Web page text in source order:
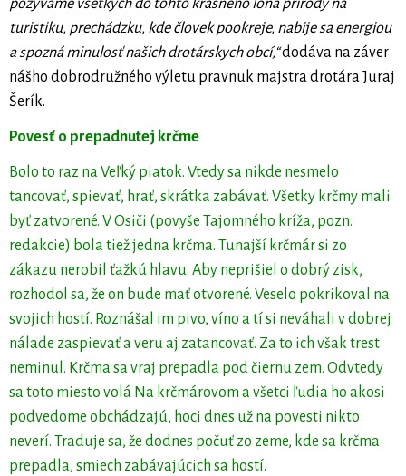
pozývame všetkých do tohto krásneho lona prírody na
turistiku, prechádzku, kde človek pookreje, nabije sa energiou
a spozná minulosť našich drotárskych obcí,“dodáva na záver
nášho dobrodružného výletu pravnuk majstra drotára Juraj
Šerík.
Povesť o prepadnutej krčme
Bolo to raz na Veľký piatok. Vtedy sa nikde nesmelo
tancovať, spievať, hrať, skrátka zabávať. Všetky krčmy mali
byť zatvorené. V Osiči (povyše Tajomného kríža, pozn.
redakcie) bola tiež jedna krčma. Tunajší krčmár si zo
zákazu nerobil ťažkú hlavu. Aby neprišiel o dobrý zisk,
rozhodol sa, že on bude mať otvorené. Veselo pokrikoval na
svojich hostí. Roznášal im pivo, víno a tí si neváhali v dobrej
nálade zaspievať a veru aj zatancovať. Za to ich však trest
neminul. Krčma sa vraj prepadla pod čiernu zem. Odvtedy
sa toto miesto volá Na krčmárovom a všetci ľudia ho akosi
podvedome obchádzajú, hoci dnes už na povesti nikto
neverí. Traduje sa, že dodnes počuť zo zeme, kde sa krčma
prepadla, smiech zabávajúcich sa hostí.